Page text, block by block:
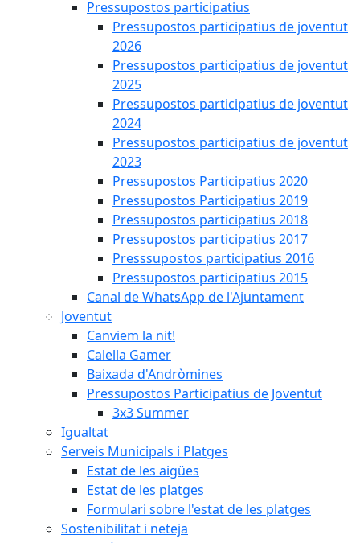
Pressupostos participatius
Pressupostos participatius de joventut
2026
Pressupostos participatius de joventut
2025
Pressupostos participatius de joventut
2024
Pressupostos participatius de joventut
2023
Pressupostos Participatius 2020
Pressupostos Participatius 2019
Pressupostos participatius 2018
Pressupostos participatius 2017
Presssupostos participatius 2016
Pressupostos participatius 2015
Canal de WhatsApp de l'Ajuntament
Joventut
Canviem la nit!
Calella Gamer
Baixada d'Andròmines
Pressupostos Participatius de Joventut
3x3 Summer
Igualtat
Serveis Municipals i Platges
Estat de les aigües
Estat de les platges
Formulari sobre l'estat de les platges
Sostenibilitat i neteja